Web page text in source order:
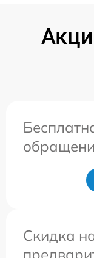
Скидка